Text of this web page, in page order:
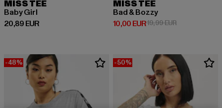
MISS TEE
Baby Girl
20,89 EUR
Derzeitiger Preis: 20,89 EUR
MISS TEE
Bad & Bozzy
10,00 EUR
Derzeitiger Preis: 10,00 EUR
19,99 EURAktionspreis:
-48% -50%